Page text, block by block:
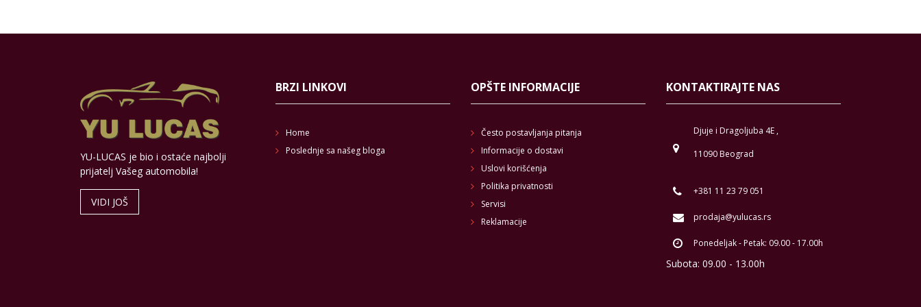
YU-LUCAS je bio i ostaće najbolji
prijatelj Vašeg automobila!
VIDI JOŠ
BRZI LINKOVI
Home
Poslednje sa našeg bloga
OPŠTE INFORMACIJE
Često postavljanja pitanja
Informacije o dostavi
Uslovi korišćenja
Politika privatnosti
Servisi
Reklamacije
KONTAKTIRAJTE NAS
Djuje i Dragoljuba 4E ,
11090 Beograd
+381 11 23 79 051
prodaja@yulucas.rs
Ponedeljak - Petak: 09.00 - 17.00h
Subota: 09.00 - 13.00h